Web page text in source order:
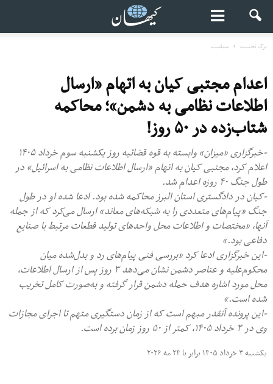
برگ نخست سیاست
اعدام مجتبی کیان به اتهام «ارسال
اطلاعات نظامی به دشمن»؛ محاکمه
شتاب‌زده در ۵۰ روز!
-خبرگزاری «میزان» وابسته به قوه قضائیه روز یکشنبه سوم خرداد ۱۴۰۵
اعلام کرد، مجتبی کیان به اتهام «ارسال اطلاعات نظامی به اسرائیل» در
طول جنگ ۴۰ روزه اعدام شد.
-کیان در دادگستری استان البرز محاکمه شده بود. ادعا شده او در طول
جنگ «پیام‌های متعددی را به شبکه‌های معاند» ارسال می‌کرد که از جمله
آنها، «مختصات و اطلاعات محل واحد‌های تولید قطعات مرتبط با صنایع
دفاعی بود.»
-این خبرگزاری ادعا کرد «بررسی فنی پیام‌های رد و بدل‌شده میان
محکوم‌علیه و عناصر دشمن نشان می‌دهد ۳ روز پس از ارسال اطلاعات،
محل مورد اشاره هدف حمله دشمن قرار گرفته و به‌صورت کامل تخریب
شده است.»
-این پرونده آنقدر مبهم است که از زمان دستگیری متهم تا اجرای مجازات
وی در ۳ خرداد ۱۴۰۵، کمتر از ۵۰ روز زمان برده است.
یکشنبه ۳ خرداد ۱۴۰۵ برابر با ۲۴ مه ۲۰۲۶